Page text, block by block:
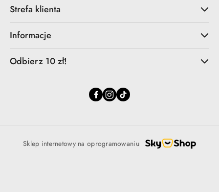
Strefa klienta
Informacje
Odbierz 10 zł!
Sklep internetowy na oprogramowaniu